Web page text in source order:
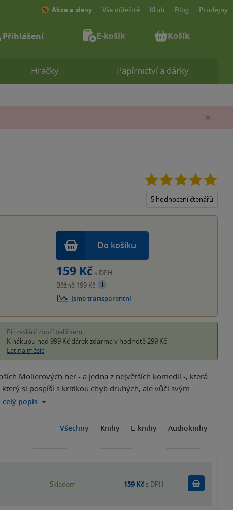
5 hodnocení čtenářů
Do košíku
159 Kč s DPH
Běžně 199 Kč
Jsme transparentní
Při zaslání zboží balíčkem
K nákupu nad 999 Kč dárek zdarma v hodnotě 299 Kč
Let na měsíc
Molierových her - a jedna z největších komedií -, která
si pospíší s kritikou chyb druhých, ale vůči svým
celý popis
Všechny Knihy E-knihy Audioknihy
Skladem 159 Kč s DPH
Hračky Papírnictví a dárky
Akce a slevy Vše důležité Klub Blog Prodejny
Přihlášení E-košík Košík